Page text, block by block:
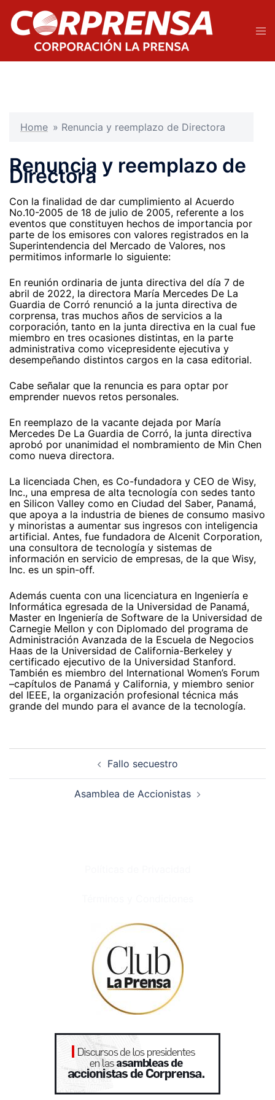
contenido
Home » Renuncia y reemplazo de Directora
Renuncia y reemplazo de
Directora
Con la finalidad de dar cumplimiento al Acuerdo
No.10-2005 de 18 de julio de 2005, referente a los
eventos que constituyen hechos de importancia por
parte de los emisores con valores registrados en la
Superintendencia del Mercado de Valores, nos
permitimos informarle lo siguiente:
En reunión ordinaria de junta directiva del día 7 de
abril de 2022, la directora María Mercedes De La
Guardia de Corró renunció a la junta directiva de
corprensa, tras muchos años de servicios a la
corporación, tanto en la junta directiva en la cual fue
miembro en tres ocasiones distintas, en la parte
administrativa como vicepresidente ejecutiva y
desempeñando distintos cargos en la casa editorial.
Cabe señalar que la renuncia es para optar por
emprender nuevos retos personales.
En reemplazo de la vacante dejada por María
Mercedes De La Guardia de Corró, la junta directiva
aprobó por unanimidad el nombramiento de Min Chen
como nueva directora.
La licenciada Chen, es Co-fundadora y CEO de Wisy,
Inc., una empresa de alta tecnología con sedes tanto
en Silicon Valley como en Ciudad del Saber, Panamá,
que apoya a la industria de bienes de consumo masivo
y minoristas a aumentar sus ingresos con inteligencia
artificial. Antes, fue fundadora de Alcenit Corporation,
una consultora de tecnología y sistemas de
información en servicio de empresas, de la que Wisy,
Inc. es un spin-off.
Además cuenta con una licenciatura en Ingeniería e
Informática egresada de la Universidad de Panamá,
Master en Ingeniería de Software de la Universidad de
Carnegie Mellon y con Diplomado del programa de
Administración Avanzada de la Escuela de Negocios
Haas de la Universidad de California-Berkeley y
certificado ejecutivo de la Universidad Stanford.
También es miembro del International Women’s Forum
–capítulos de Panamá y California, y miembro senior
del IEEE, la organización profesional técnica más
grande del mundo para el avance de la tecnología.
Navegación
Fallo secuestro
Asamblea de Accionistas